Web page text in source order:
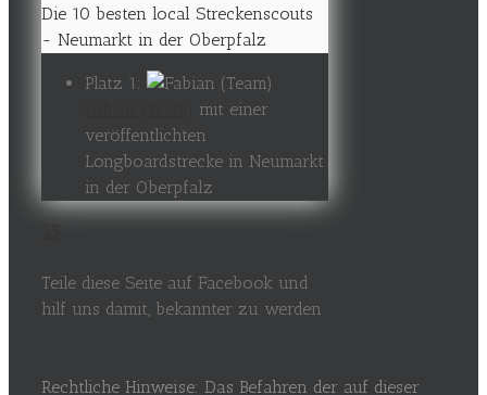
Die 10 besten local Streckenscouts
- Neumarkt in der Oberpfalz
Platz 1:
mit einer
veröffentlichten
Longboardstrecke in Neumarkt
in der Oberpfalz
Teile diese Seite auf Facebook und
hilf uns damit, bekannter zu werden
Rechtliche Hinweise: Das Befahren der auf dieser